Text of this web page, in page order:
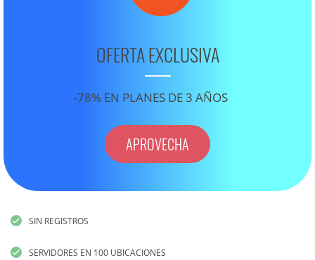
OFERTA EXCLUSIVA
-78% EN PLANES DE 3 AÑOS
APROVECHA
SIN REGISTROS
SERVIDORES EN 100 UBICACIONES